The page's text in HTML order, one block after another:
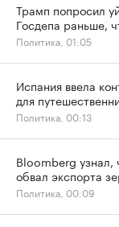
Трамп попросил
Госдепа раньше,
Политика, 01:05
Испания ввела
для
Политика, 00:13
Bloomberg узнал,
обвал экспорта
Политика, 00:09